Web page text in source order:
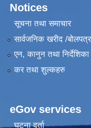
Notices
सूचना तथा समाचार
सार्वजनिक खरीद /
एन, कानुन तथा निर्देशिका
कर तथा शुल्कहरु
eGov services
घटना दर्ता